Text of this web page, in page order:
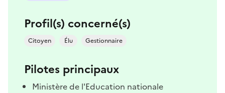
Profil(s) concerné(s)
Citoyen Élu Gestionnaire
Pilotes principaux
Ministère de l'Education nationale